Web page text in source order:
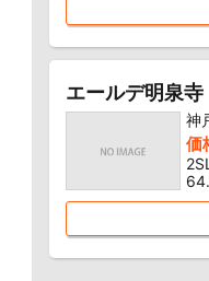
エールデ明泉寺
神
価